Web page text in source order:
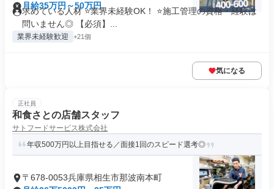
月給35万円～50万円
求めている人材 ⭐️業界未経験OK！ ⭐️施工管理の資格・経験は
問いません◎ 【必須】...
業界未経験歓迎 +21個
気になる
正社員
和食さとの店舗スタッフ
サトフードサービス株式会社
年収500万円以上目指せる／面接1回のスピード選考◎
〒678-0053兵庫県相生市那波南本町